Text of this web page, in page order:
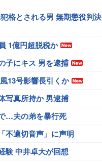
格とされる男 無期懲役判決
1億円超脱税か
子にキス 男を逮捕
13号影響長引くか
写真所持か 男逮捕
…夫の弟を暴行死
不適切音声」に声明
験 中井卓大が回想